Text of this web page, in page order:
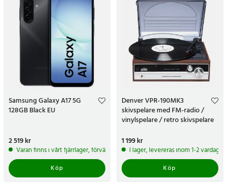
Samsung Galaxy A17 5G
128GB Black EU
Pris:2 519 kr
2 519 kr
Varan finns i vårt fjärrlager, förväntas skickas inom 5-7 arbetsdagar
Köp
Denver VPR-190MK3
skivspelare med FM-radio /
vinylspelare / retro skivspelare
Pris:1 199 kr
1 199 kr
I lager, levereras inom 1-2 vardagar
Köp